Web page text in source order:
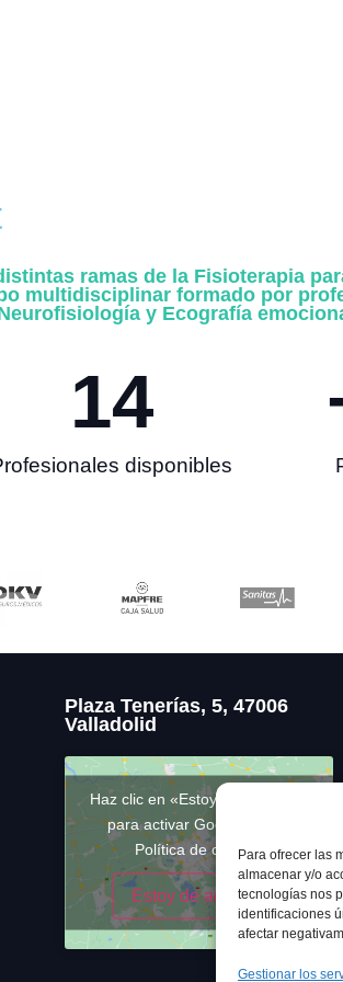
Para ofrecer las
almacenar y/o
tecnologías nos
identificaciones
afectar
Gestionar los
ramas de la Fisioterapia
multidisciplinar formado por
y Ecografía
disponibles
14
Plaza Tenerías, 5, 47006
Valladolid
Haz clic en «Estoy de acuerdo»
para activar Google maps
Política de cookies
Estoy de acuerdo